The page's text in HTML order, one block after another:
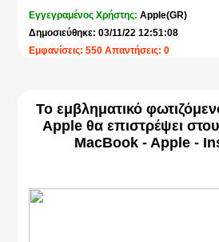
Εγγεγραμένος Χρήστης:Apple(GR)
Δημοσιεύθηκε: 03/11/22 12:51:08
Εμφανίσεις: 550 Απαντήσεις: 0
Το εμβληματικό
Apple θα επιστρέψει
MacBook - Apple -